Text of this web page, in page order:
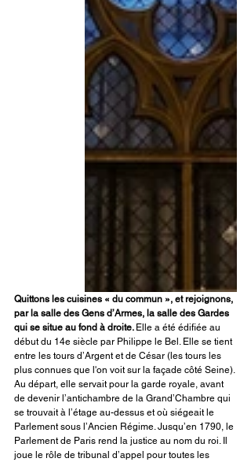
Quittons les cuisines « du commun », et rejoignons,
par la salle des Gens d’Armes, la salle des Gardes
qui se situe au fond à droite. Elle a été édifiée au
début du 14e siècle par Philippe le Bel. Elle se tient
entre les tours d’Argent et de César (les tours les
plus connues que l'on voit sur la façade côté Seine).
Au départ, elle servait pour la garde royale, avant
de devenir l’antichambre de la Grand’Chambre qui
se trouvait à l’étage au-dessus et où siégeait le
Parlement sous l’Ancien Régime. Jusqu’en 1790, le
Parlement de Paris rend la justice au nom du roi. Il
joue le rôle de tribunal d’appel pour toutes les